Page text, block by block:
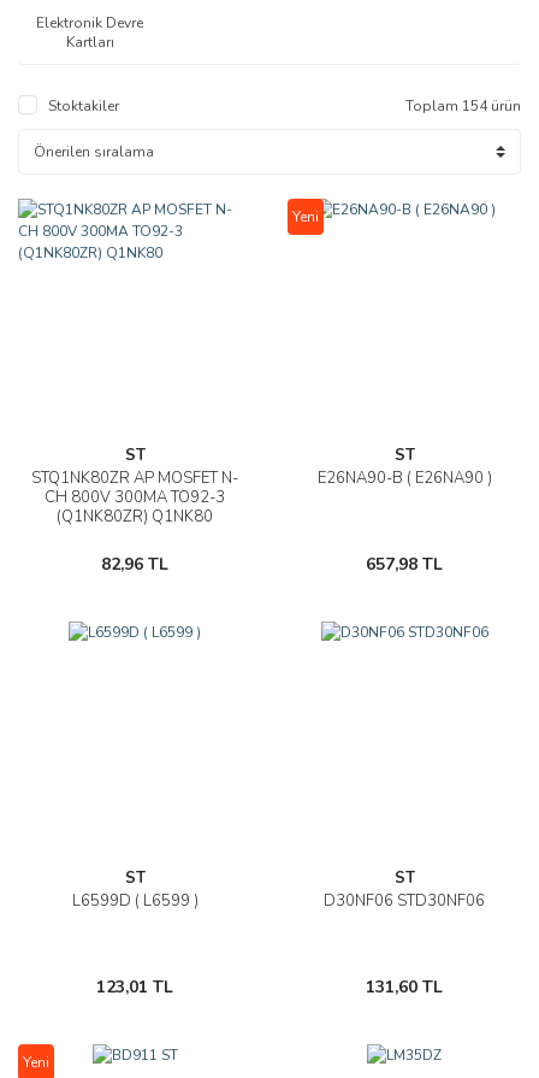
Elektronik Devre
Kartları
Stoktakiler Toplam 154 ürün
ST
STQ1NK80ZR AP MOSFET N-
CH 800V 300MA TO92-3
(Q1NK80ZR) Q1NK80
82,96 TL
Yeni
ST
E26NA90-B ( E26NA90 )
657,98 TL
ST
L6599D ( L6599 )
123,01 TL
ST
D30NF06 STD30NF06
131,60 TL
Yeni